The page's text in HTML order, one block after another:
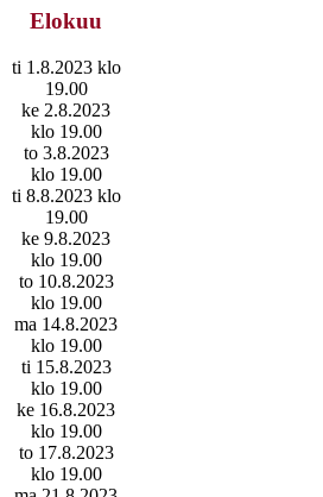
Elokuu
ti 1.8.2023 klo
19.00
ke 2.8.2023
klo 19.00
to 3.8.2023
klo 19.00
ti 8.8.2023 klo
19.00
ke 9.8.2023
klo 19.00
to 10.8.2023
klo 19.00
ma 14.8.2023
klo 19.00
ti 15.8.2023
klo 19.00
ke 16.8.2023
klo 19.00
to 17.8.2023
klo 19.00